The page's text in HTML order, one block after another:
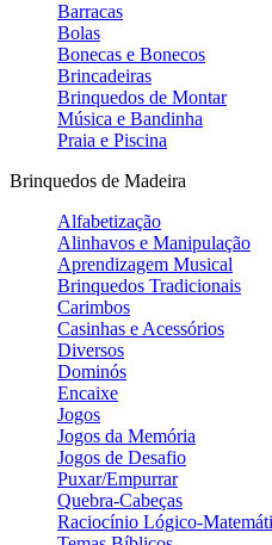
Barracas
Bolas
Bonecas e Bonecos
Brincadeiras
Brinquedos de Montar
Música e Bandinha
Praia e Piscina
Brinquedos de Madeira
Alfabetização
Alinhavos e Manipulação
Aprendizagem Musical
Brinquedos Tradicionais
Carimbos
Casinhas e Acessórios
Diversos
Dominós
Encaixe
Jogos
Jogos da Memória
Jogos de Desafio
Puxar/Empurrar
Quebra-Cabeças
Raciocínio Lógico-